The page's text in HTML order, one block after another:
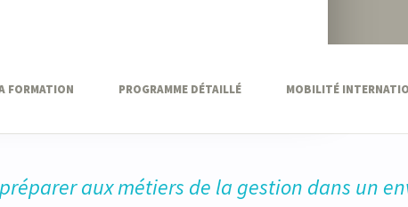
FORMATION PROGRAMME DÉTAILLÉ MOBILITÉ
aux métiers de la gestion dans un